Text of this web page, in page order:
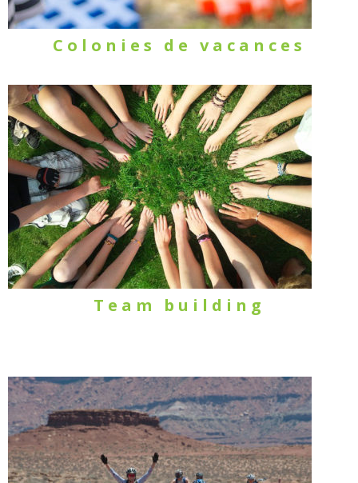
Colonies de vacances
Team building